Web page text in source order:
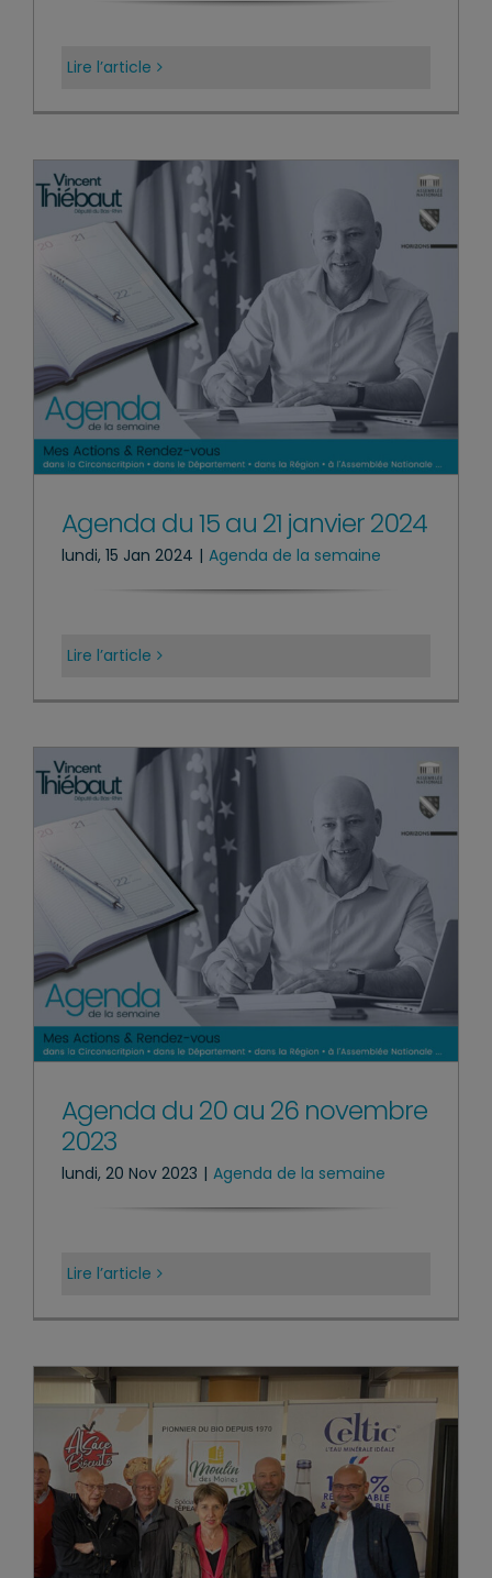
Lire l’article
Agenda du 15 au 21 janvier 2024
lundi, 15 Jan 2024 | Agenda de la semaine
Lire l’article
Agenda du 20 au 26 novembre
2023
lundi, 20 Nov 2023 | Agenda de la semaine
Lire l’article